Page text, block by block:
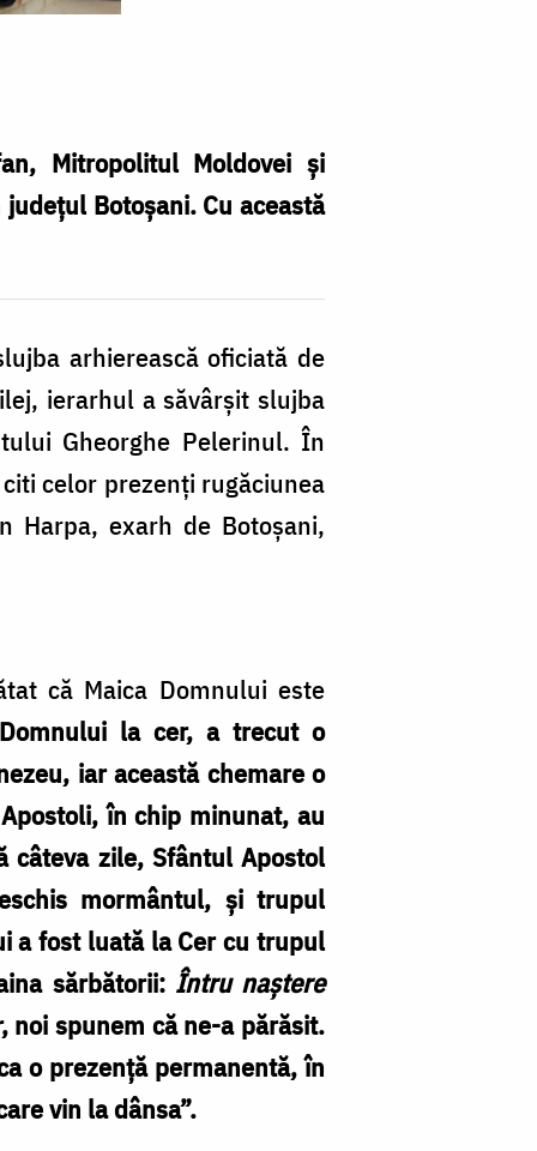
Mitropolitul Moldovei și
Botoșani. Cu această
arhierească oficiată de
ierarhul a săvârșit slujba
Gheorghe Pelerinul. În
celor prezenți rugăciunea
Harpa, exarh de Botoșani,
că Maica Domnului este
la cer, a trecut o
iar această chemare o
în chip minunat, au
zile, Sfântul Apostol
mormântul, și trupul
a fost luată la Cer cu trupul
sărbătorii: Întru naștere
noi spunem că ne-a părăsit.
o prezență permanentă, în
vin la dânsa”.